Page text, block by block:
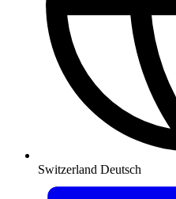
Switzerland Deutsch